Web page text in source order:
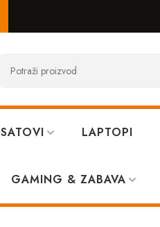
SATOVI LAPTOPI
GAMING & ZABAVA